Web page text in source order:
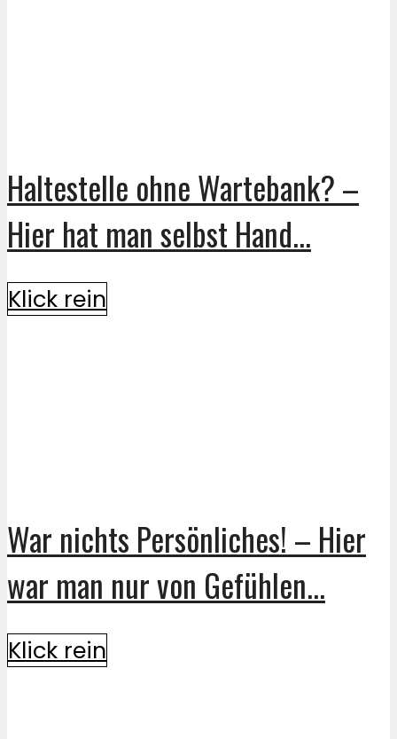
Haltestelle ohne Wartebank? –
Hier hat man selbst Hand...
Klick rein
War nichts Persönliches! – Hier
war man nur von Gefühlen...
Klick rein